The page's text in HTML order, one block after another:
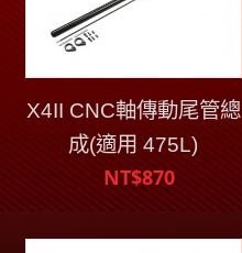
X4II CNC軸傳動尾管總
成(適用 475L)
NT$870